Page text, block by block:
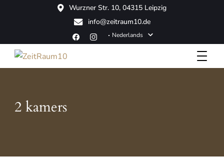
Wurzner Str. 10, 04315 Leipzig
info@zeitraum10.de
Nederlands
Boutique Hotel
2 kamers